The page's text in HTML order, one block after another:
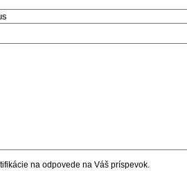
na odpovede na Váš príspevok.